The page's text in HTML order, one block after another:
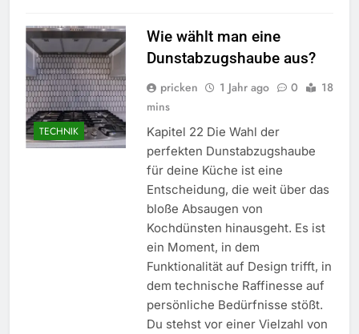
TECHNIK
Wie wählt man eine
Dunstabzugshaube aus?
pricken 1 Jahr ago 0
18
mins
Kapitel 22 Die Wahl der
perfekten Dunstabzugshaube
für deine Küche ist eine
Entscheidung, die weit über das
bloße Absaugen von
Kochdünsten hinausgeht. Es ist
ein Moment, in dem
Funktionalität auf Design trifft, in
dem technische Raffinesse auf
persönliche Bedürfnisse stößt.
Du stehst vor einer Vielzahl von